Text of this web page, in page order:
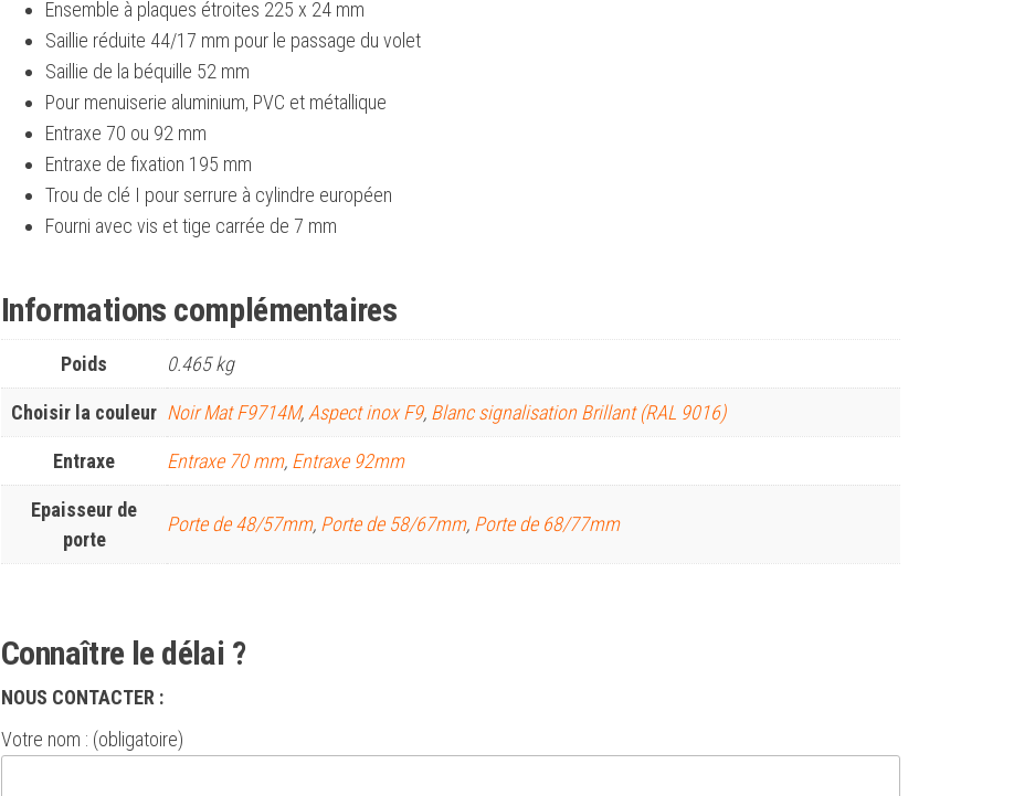
Ensemble à plaques étroites 225 x 24 mm
Saillie réduite 44/17 mm pour le passage du volet
Saillie de la béquille 52 mm
Pour menuiserie aluminium, PVC et métallique
Entraxe 70 ou 92 mm
Entraxe de fixation 195 mm
Trou de clé I pour serrure à cylindre européen
Fourni avec vis et tige carrée de 7 mm
Informations complémentaires
Poids 0.465 kg
Choisir la couleur Noir Mat F9714M, Aspect inox F9, Blanc signalisation Brillant (RAL 9016)
Entraxe Entraxe 70 mm, Entraxe 92mm
Epaisseur de
porte
Porte de 48/57mm, Porte de 58/67mm, Porte de 68/77mm
Connaître le délai ?
NOUS CONTACTER :
Votre nom : (obligatoire)